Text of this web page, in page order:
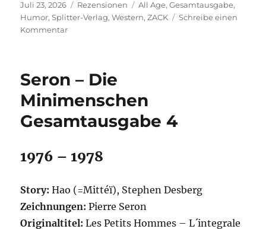
Veröffentlicht
am
Juli 23, 2026 Kategorien
Rezensionen Schlagwörter
All Age,Gesamtausgabe,
Humor,Splitter-Verlag,Western,ZACK
Schreibe einen
Kommentarzu
O’Pencil
1
Seron – Die
Minimenschen
Gesamtausgabe 4
1976 – 1978
Story:Hao (=Mittéï), Stephen Desberg
Zeichnungen:Pierre Seron
Originaltitel:Les Petits Hommes – L´integrale